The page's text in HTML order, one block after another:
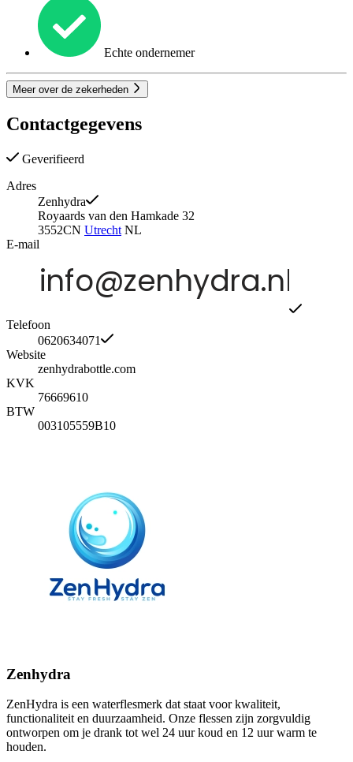
Echte ondernemer
Meer over de zekerheden
Contactgegevens
Geverifieerd
Adres
Zenhydra
Royaards van den Hamkade 32
3552CN Utrecht NL
E-mail
Telefoon
0620634071
Website
zenhydrabottle.com
KVK
76669610
BTW
003105559B10
Zenhydra
ZenHydra is een waterflesmerk dat staat voor kwaliteit,
functionaliteit en duurzaamheid. Onze flessen zijn zorgvuldig
ontworpen om je drank tot wel 24 uur koud en 12 uur warm te
houden.